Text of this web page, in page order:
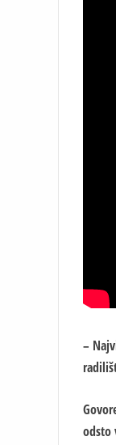
–
odsto